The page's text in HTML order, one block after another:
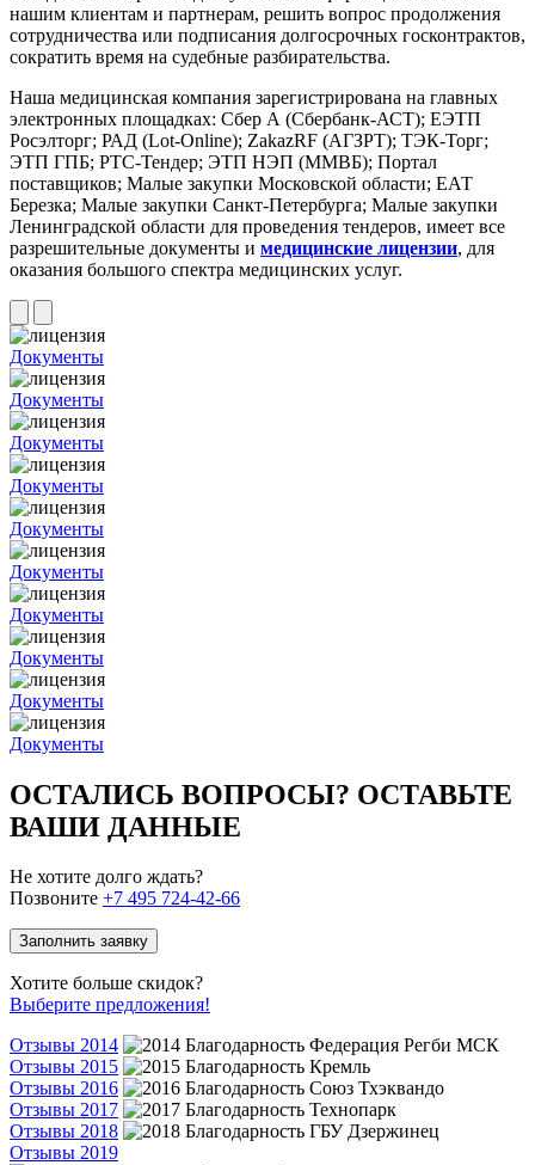
нашим клиентам и партнерам, решить вопрос продолжения
сотрудничества или подписания долгосрочных госконтрактов,
сократить время на судебные разбирательства.
Наша медицинская компания зарегистрирована на главных
электронных площадках: Сбер А (Сбербанк-АСТ); ЕЭТП
Росэлторг; РАД (Lot-Online); ZakazRF (АГЗРТ); ТЭК-Торг;
ЭТП ГПБ; РТС-Тендер; ЭТП НЭП (ММВБ); Портал
поставщиков; Малые закупки Московской области; ЕАТ
Березка; Малые закупки Санкт-Петербурга; Малые закупки
Ленинградской области для проведения тендеров, имеет все
разрешительные документы и медицинские лицензии, для
оказания большого спектра медицинских услуг.
Документы
Документы
Документы
Документы
Документы
Документы
Документы
Документы
Документы
Документы
ОСТАЛИСЬ ВОПРОСЫ? ОСТАВЬТЕ
ВАШИ ДАННЫЕ
Не хотите долго ждать?
Позвоните +7 495 724-42-66
Заполнить заявку
Хотите больше скидок?
Выберите предложения!
Отзывы 2014
Отзывы 2015
Отзывы 2016
Отзывы 2017
Отзывы 2018
Отзывы 2019